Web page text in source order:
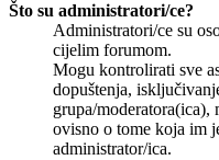
Što su administratori/ce?
Administratori/ce su
cijelim forumom.
Mogu kontrolirati sve
dopuštenja,
grupa/
ovisno o tome koja im
administrator/ica.